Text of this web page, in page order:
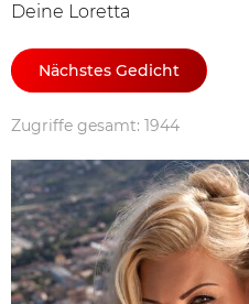
Deine Loretta
Nächstes Gedicht
Zugriffe gesamt: 1944